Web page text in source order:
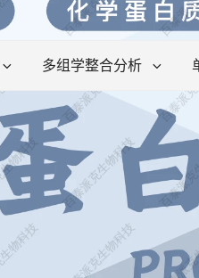
多组学整合分析